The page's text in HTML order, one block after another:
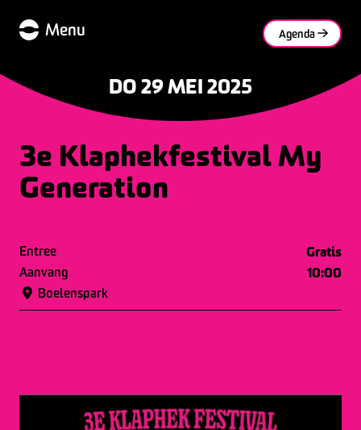
Menu Agenda
DO 29 MEI 2025
3e Klaphekfestival My
Generation
Entree Gratis
Aanvang 10:00
Boelenspark